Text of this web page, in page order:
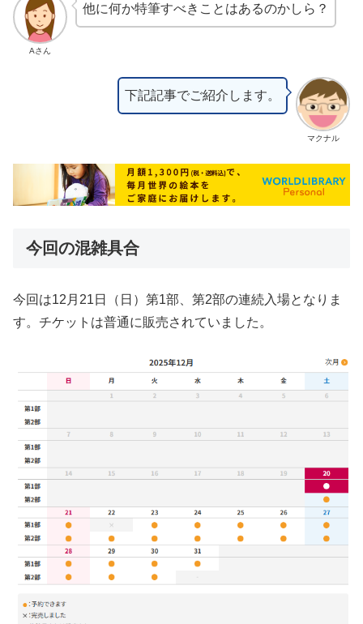
Aさん
他に何か特筆すべきことはあるのかしら？
マクナル
下記記事でご紹介します。
今回の混雑具合
今回は12月21日（日）第1部、第2部の連続入場となりま
す。チケットは普通に販売されていました。